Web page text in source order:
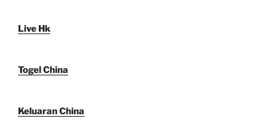
Live Hk
Togel China
Keluaran China